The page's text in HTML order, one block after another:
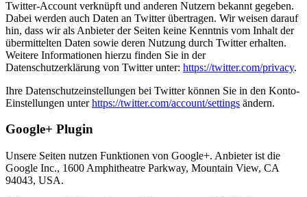
Twitter-Account verknüpft und anderen Nutzern bekannt gegeben.
Dabei werden auch Daten an Twitter übertragen. Wir weisen darauf
hin, dass wir als Anbieter der Seiten keine Kenntnis vom Inhalt der
übermittelten Daten sowie deren Nutzung durch Twitter erhalten.
Weitere Informationen hierzu finden Sie in der
Datenschutzerklärung von Twitter unter: https://twitter.com/privacy.
Ihre Datenschutzeinstellungen bei Twitter können Sie in den Konto-
Einstellungen unterhttps://twitter.com/account/settings ändern.
Google+ Plugin
Unsere Seiten nutzen Funktionen von Google+. Anbieter ist die
Google Inc., 1600 Amphitheatre Parkway, Mountain View, CA
94043, USA.